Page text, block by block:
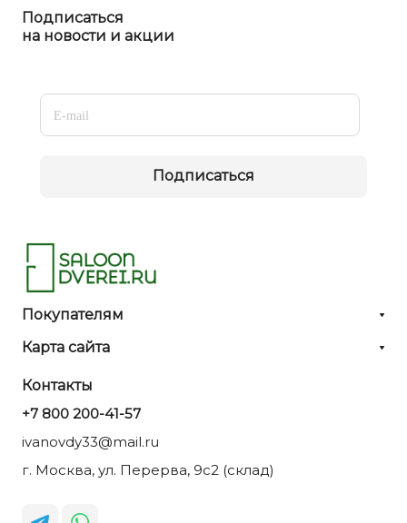
Подписаться
на новости и акции
Подписаться
Покупателям
Карта сайта
Контакты
+7 800 200-41-57
ivanovdy33@mail.ru
г. Москва, ул. Перерва, 9с2 (склад)